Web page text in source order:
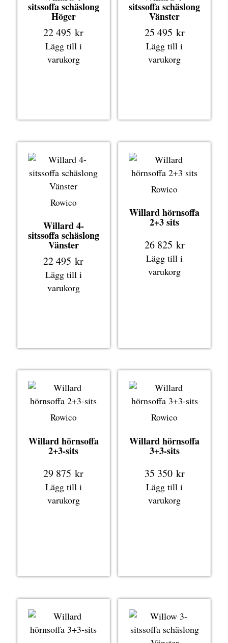
sitssoffa schäslong
Höger
22 495kr
Lägg till i
varukorg
sitssoffa schäslong
Vänster
25 495 kr
Lägg till i
varukorg
Rowico
Willard 4-
sitssoffa schäslong
Vänster
22 495kr
Lägg till i
varukorg
Rowico
Willard hörnsoffa
2+3 sits
26 825 kr
Lägg till i
varukorg
Rowico
Willard hörnsoffa
2+3-sits
29 875kr
Lägg till i
varukorg
Rowico
Willard hörnsoffa
3+3-sits
35 350 kr
Lägg till i
varukorg